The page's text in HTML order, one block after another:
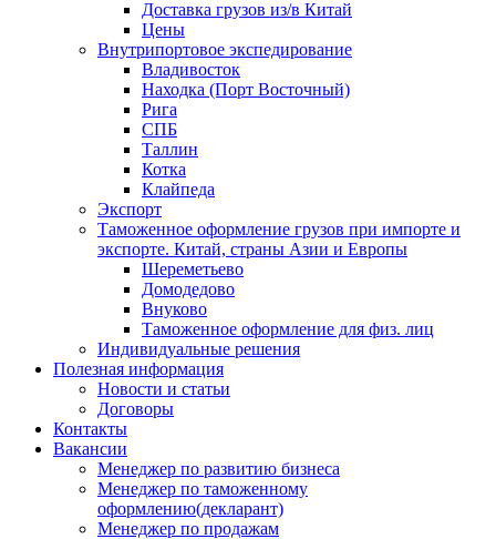
Доставка грузов из/в Китай
Цены
Внутрипортовое экспедирование
Владивосток
Находка (Порт Восточный)
Рига
СПБ
Таллин
Котка
Клайпеда
Экспорт
Таможенное оформление грузов при импорте и
экспорте. Китай, страны Азии и Европы
Шереметьево
Домодедово
Внуково
Таможенное оформление для физ. лиц
Индивидуальные решения
Полезная информация
Новости и статьи
Договоры
Контакты
Вакансии
Менеджер по развитию бизнеса
Менеджер по таможенному
оформлению(декларант)
Менеджер по продажам